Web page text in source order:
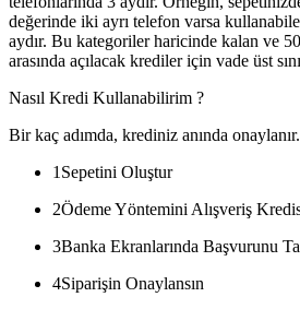
değerinde iki ayrı telefon varsa
aydır. Bu kategoriler haricinde kalan ve
arasında açılacak krediler için vade üst
Nasıl Kredi Kullanabilirim ?
Bir kaç adımda, krediniz anında onaylanır.
1 Sepetini Oluştur
2Ödeme Yöntemini Alışveriş
3Banka Ekranlarında Başvurunu
4Siparişin Onaylansın